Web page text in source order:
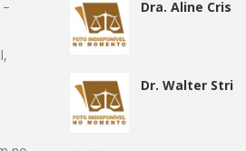
Dra. Aline Cris
Dr. Walter Stri